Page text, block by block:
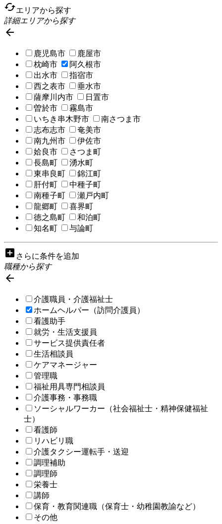
cachedエリアから探す
詳細エリアから探す

鹿児島市
鹿屋市
枕崎市
阿久根市
出水市
指宿市
西之表市
垂水市
薩摩川内市
日置市
曽於市
霧島市
いちき串木野市
南さつま市
志布志市
奄美市
南九州市
伊佐市
姶良市
さつま町
長島町
湧水町
東串良町
錦江町
肝付町
中種子町
南種子町
瀬戸内町
龍郷町
喜界町
徳之島町
和泊町
知名町
与論町
add_box さらに条件を追加
職種から探す

介護職員・介護福祉士
ホームヘルパー（訪問介護員）
看護助手
就労・生活支援員
サービス提供責任者
生活相談員
ケアマネージャー
管理職
福祉用具専門相談員
介護事務・事務職
ソーシャルワーカー（社会福祉士・精神保健福祉
士）
看護師
リハビリ職
介護タクシー運転手・送迎
調理補助
調理師
栄養士
講師
保育・教育関連職（保育士・幼稚園教諭など）
その他